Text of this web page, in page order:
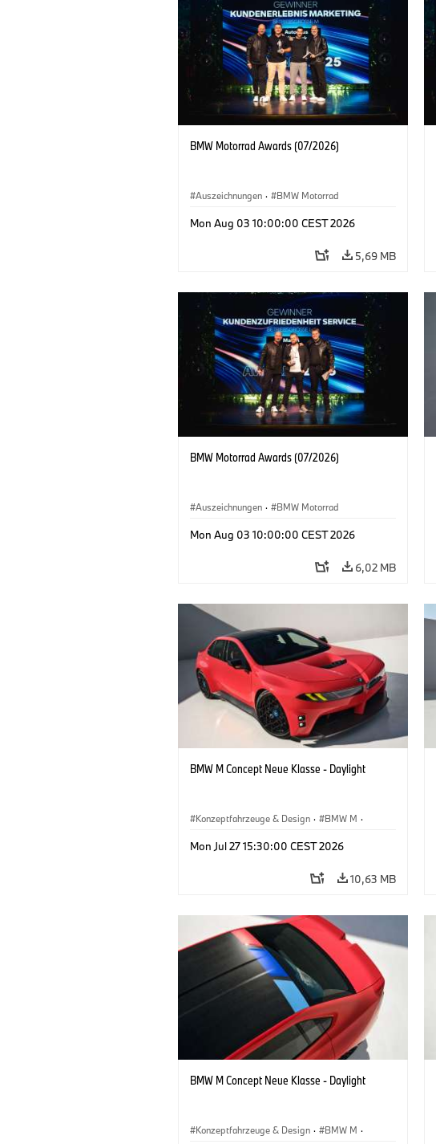
BMW Motorrad Awards (07/2026)
Auszeichnungen · BMW Motorrad
Mon Aug 03 10:00:00 CEST 2026
5,69 MB
BMW Motorrad Awards (07/2026)
Auszeichnungen · BMW Motorrad
Mon Aug 03 10:00:00 CEST 2026
6,02 MB
BMW M Concept Neue Klasse - Daylight
Konzeptfahrzeuge & Design · BMW M ·
Mon Jul 27 15:30:00 CEST 2026
10,63 MB
BMW M Concept Neue Klasse - Daylight
Konzeptfahrzeuge & Design · BMW M ·